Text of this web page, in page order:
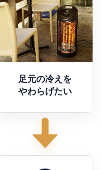
足元の冷えを
やわらげたい